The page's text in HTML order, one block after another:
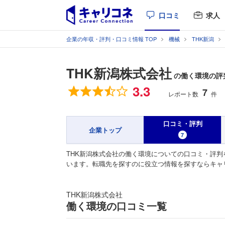
口コミ 求人
企業の年収・評判・口コミ情報 TOP 機械 THK新潟
THK新潟株式会社 の働く環境の
総合評価
3.3 レポート数 7 件
企業トップ
口コミ・評判
7
THK新潟株式会社の働く環境についての口コミ・評
います。転職先を探すのに役立つ情報を探すならキ
THK新潟株式会社
働く環境の口コミ一覧